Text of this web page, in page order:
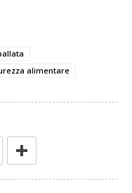
alimentare